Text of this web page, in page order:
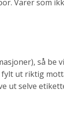
Varer som
så be
ut riktig
ut selve